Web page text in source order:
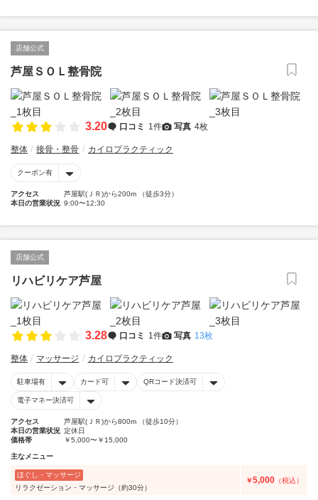
店舗公式
芦屋ＳＯＬ整骨院
3.20 口コミ 1件 写真 4枚
整体 接骨・整骨 カイロプラクティック
クーポン有
アクセス
芦屋駅(ＪＲ)から200m （徒歩3分）
本日の営業状況 9:00〜12:30
店舗公式
リハビリケア芦屋
3.28 口コミ 1件 写真 13枚
整体 マッサージ カイロプラクティック
駐車場有 カード可 QRコード決済可
電子マネー決済可
アクセス
芦屋駅(ＪＲ)から800m （徒歩10分）
本日の営業状況 定休日
価格帯
￥5,000〜￥15,000
主なメニュー
ほぐし・マッサージ
リラクゼーション・マッサージ（約30分）
￥5,000 （税込）